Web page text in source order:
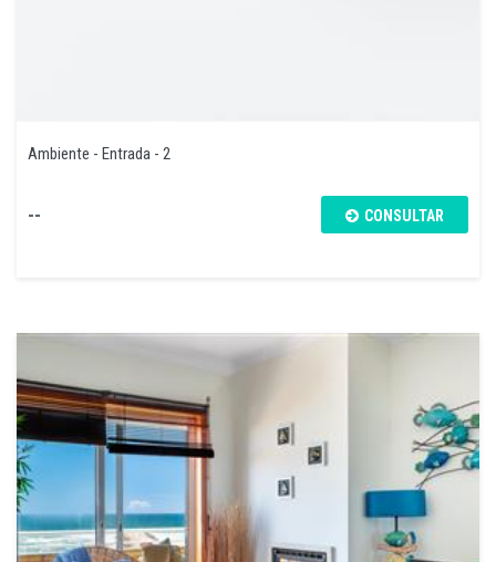
Ambiente - Entrada - 2
-- CONSULTAR